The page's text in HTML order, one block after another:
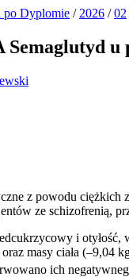
po Dyplomie / 2026 /02
u
z powodu ciężkich
ze schizofrenią,
i
masy ciała (–9,04
ich